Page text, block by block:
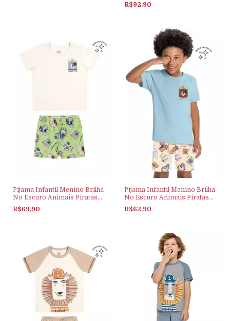
R$92,90
Pijama Infantil Menino Brilha
No Escuro Animais Piratas
Elian Bege
R$69,90
Pijama Infantil Menino Brilha
No Escuro Animais Piratas
Elian Azul
R$62,90